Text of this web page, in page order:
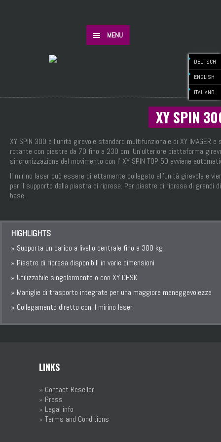
MENU
XY SPIN
XY SPIN 300 è l’unità girevole standard multifunzionale di XY
rotante con piastre da 70 fino a 230 cm. Un’ulteriore piattaforma
sincronizzazione del movimento con l’ XY SPIN TOP 50 avviene
Il mirino laser può essere direttamente collegato all’unità girevole e
per il supporto della piastra di ripresa. Per piastre di ripresa di grandi
base.
HIGHLIGHTS
» Supporta un carico a livello centrale fino a 300 kg
» Piastre di ripresa disponibili in varie dimensioni
» Utilizzabile singolarmente o con XY DESK
» Maniglie di trasporto integrate per una maggiore maneggevolezza
» Collegamento diretto con il mirino laser
LINKS
» Contact Reseller
» Press
» Legal info
» Terms and Conditions
DEUTSCH
ENGLISH
ITALIANO